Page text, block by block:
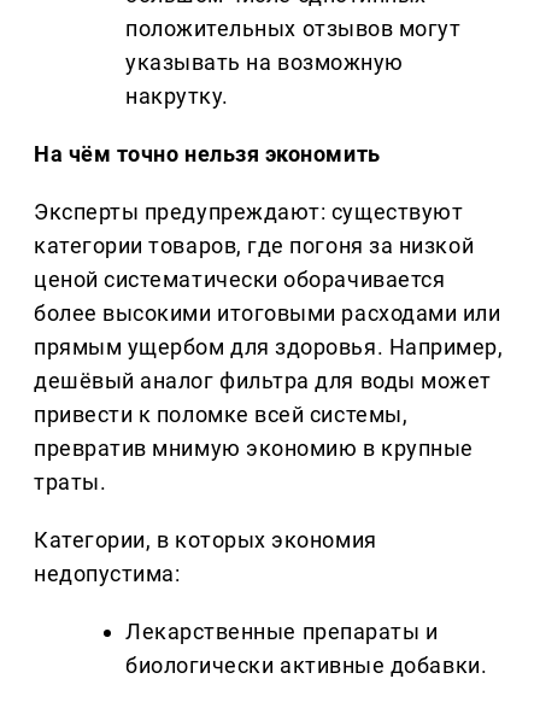
положительных отзывов могут
указывать на возможную
накрутку.
На чём точно нельзя экономить
Эксперты предупреждают: существуют
категории товаров, где погоня за низкой
ценой систематически оборачивается
более высокими итоговыми расходами или
прямым ущербом для здоровья. Например,
дешёвый аналог фильтра для воды может
привести к поломке всей системы,
превратив мнимую экономию в крупные
траты.
Категории, в которых экономия
недопустима:
Лекарственные препараты и
биологически активные добавки.